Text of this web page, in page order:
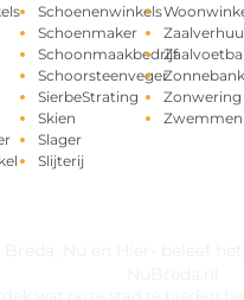
Schoenenwinkels
Schoenmaker
Schoonmaakbedrijf
Schoorsteenveger
SierbeStrating
Skien
Slager
Slijterij
Zonnebank
Zonwering
Zwemmen